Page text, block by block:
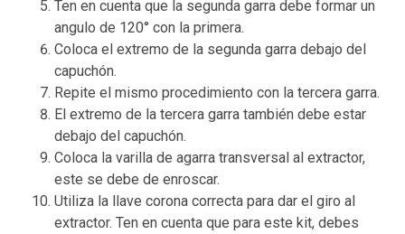
Ten en cuenta que la segunda garra debe formar un
angulo de 120° con la primera.
Coloca el extremo de la segunda garra debajo del
capuchón.
Repite el mismo procedimiento con la tercera garra.
El extremo de la tercera garra también debe estar
debajo del capuchón.
Coloca la varilla de agarra transversal al extractor,
este se debe de enroscar.
Utiliza la llave corona correcta para dar el giro al
extractor. Ten en cuenta que para este kit, debes